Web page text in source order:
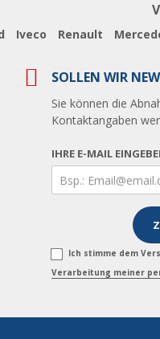
Iveco Renault
SOLLEN WIR
Sie können die
Kontaktangaben
IHRE E-MAIL
Ich stimme dem
Verarbeitung meiner